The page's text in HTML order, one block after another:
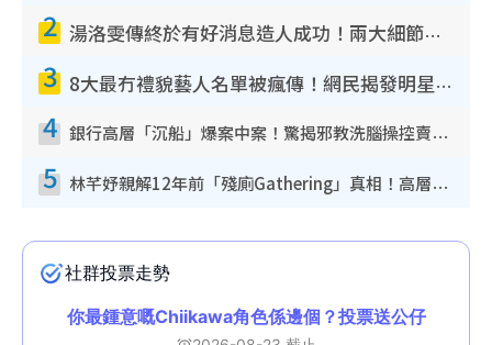
2 湯洛雯傳終於有好消息造人成功！兩大細節曝孕味極濃惹猜測：大肚婆先會咁！
3 8大最冇禮貌藝人名單被瘋傳！網民揭發明星真面目 一致數臭呢位係無品天花板？
4 銀行高層「沉船」爆案中案！驚揭邪教洗腦操控賣淫被吞600萬 幕後黑手講多錯多
5 林芊妤親解12年前「殘廁Gathering」真相！高層解約一句話重創尊嚴至今拒返TVB